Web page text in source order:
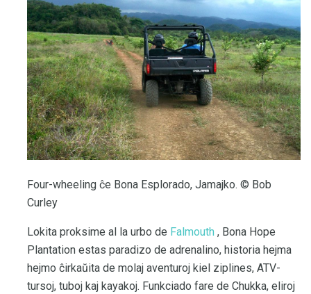
Four-wheeling ĉe Bona Esplorado, Jamajko. © Bob
Curley
Lokita proksime al la urbo de Falmouth , Bona Hope
Plantation estas paradizo de adrenalino, historia hejma
hejmo ĉirkaŭita de molaj aventuroj kiel ziplines, ATV-
tursoj, tuboj kaj kayakoj. Funkciado fare de Chukka, eliroj